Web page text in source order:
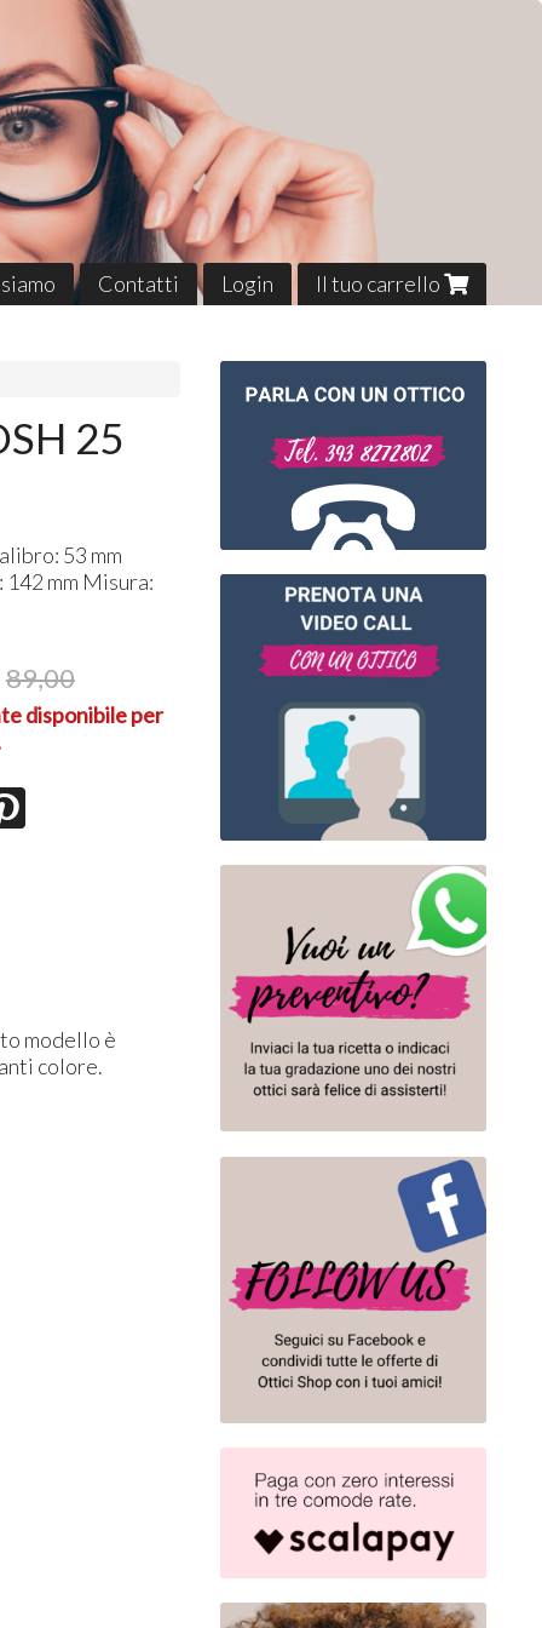
Contatti Login Il tuo carrello
25
53 mm
142 mm Misura:
89,00
disponibile per
modello è
colore.